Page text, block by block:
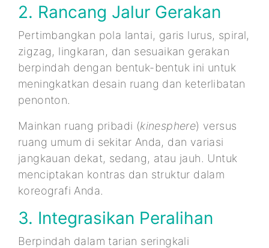
2. Rancang Jalur Gerakan
Pertimbangkan pola lantai, garis lurus, spiral,
zigzag, lingkaran, dan sesuaikan gerakan
berpindah dengan bentuk-bentuk ini untuk
meningkatkan desain ruang dan keterlibatan
penonton.
Mainkan ruang pribadi (kinesphere) versus
ruang umum di sekitar Anda, dan variasi
jangkauan dekat, sedang, atau jauh. Untuk
menciptakan kontras dan struktur dalam
koreografi Anda.
3. Integrasikan Peralihan
Berpindah dalam tarian seringkali